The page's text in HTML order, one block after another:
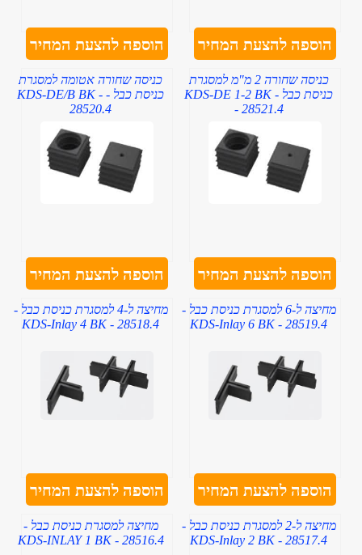
הוספה להצעת המחיר הוספה להצעת המחיר
כניסה שחורה 2 מ"מ למסגרת
כניסת כבל - KDS-DE 1-2 BK
- 28521.4
הוספה להצעת המחיר
כניסה שחורה אטומה למסגרת
כניסת כבל - KDS-DE/B BK -
28520.4
הוספה להצעת המחיר
מחיצה ל-6 למסגרת כניסת כבל -
KDS-Inlay 6 BK - 28519.4
הוספה להצעת המחיר
מחיצה ל-4 למסגרת כניסת כבל -
KDS-Inlay 4 BK - 28518.4
הוספה להצעת המחיר
מחיצה ל-2 למסגרת כניסת כבל -
KDS-Inlay 2 BK - 28517.4
מחיצה למסגרת כניסת כבל -
KDS-INLAY 1 BK - 28516.4